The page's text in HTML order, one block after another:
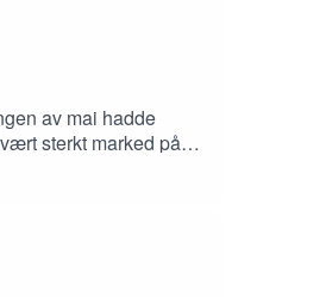
av mai hadde
sterkt marked på
i likhet
videre i 2026?Sjef
av